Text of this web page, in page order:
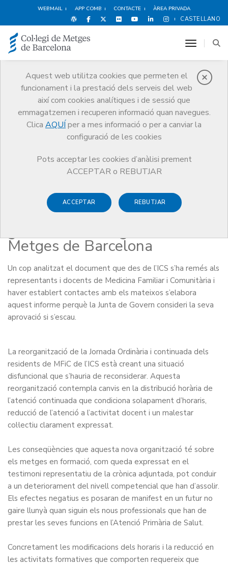
WEBMAIL APP COMB CONTACTE ÀREA PRIVADA
CASTELLANO
Aquest web utilitza cookies que permeten el
funcionament i la prestació dels serveis del web
així com cookies analítiques i de sessió que
emmagatzemen i recuperen informació quan navegues.
Clica AQUÍ per a mes informació o per a canviar la
configuració de les cookies
Pots acceptar les cookies d’anàlisi prement
ACCEPTAR o REBUTJAR
ACCEPTAR REBUTJAR
toggle
Notícies
Comunicació
Notícies
Comunicat de la Junta de govern del Col·legi Oficial de Metges de
Barcelona
20 DE DESEMBRE DE 2012
Comunicat de la Junta de
govern del Col·legi Oficial de
Metges de Barcelona
Un cop analitzat el document que des de l’ICS s’ha remés als
representants i docents de Medicina Familiar i Comunitària i
haver establert contactes amb els mateixos s’elabora
aquest informe perquè la Junta de Govern consideri la seva
aprovació si s’escau.
La reorganització de la Jornada Ordinària i continuada dels
residents de MFiC de l’ICS està creant una situació
disfuncional que s’hauria de reconsiderar. Aquesta
reorganització contempla canvis en la distribució horària de
l’atenció continuada que condiciona solapament d’horaris,
reducció de l’atenció a l’activitat docent i un malestar
col·lectiu clarament expressat.
Les conseqüències que aquesta nova organització té sobre
els metges en formació, com queda expressat en el
testimoni representatiu de la crònica adjuntada, pot conduir
a un deteriorament del nivell competencial que han d’assolir.
Els efectes negatius es posaran de manifest en un futur no
gaire llunyà quan siguin els nous professionals que han de
prestar les seves funcions en l’Atenció Primària de Salut.
Concretament les modificacions dels horaris i la reducció en
les activitats formatives que comporten requereix que